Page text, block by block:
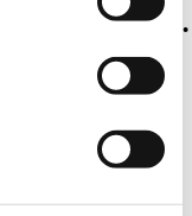
BLOG